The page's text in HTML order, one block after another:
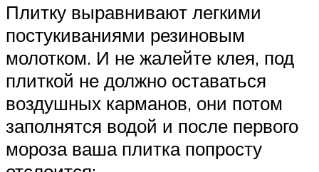
Плитку выравнивают легкими
постукиваниями резиновым
молотком. И не жалейте клея, под
плиткой не должно оставаться
воздушных карманов, они потом
заполнятся водой и после первого
мороза ваша плитка попросту